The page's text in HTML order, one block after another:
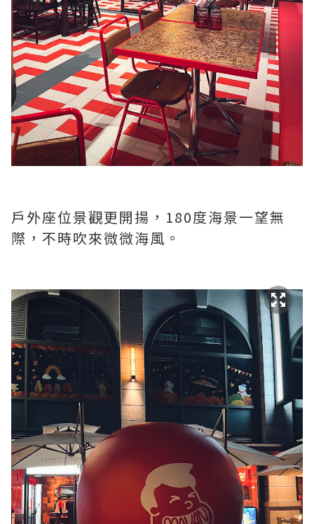
戶外座位景觀更開揚，180度海景一望無
際，不時吹來微微海風。